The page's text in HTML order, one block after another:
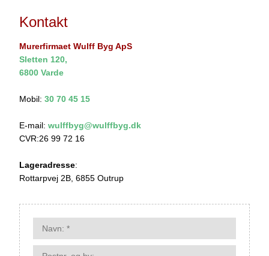
Kontakt
Murerfirmaet Wulff Byg ApS
Sletten 120,
6800 Varde
Mobil:30 70 45 15
E-mail:wulffbyg@wulffbyg.dk
CVR:26 99 72 16
Lageradresse:
Rottarpvej 2B, 6855 Outrup​